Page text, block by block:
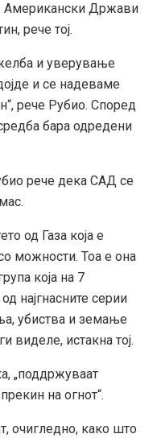
Американски Држави
рече тој.
и уверување
и се надеваме
рече Рубио. Според
бара одредени
рече дека САД се
од Газа која е
можности. Тоа е она
која на 7
најгнасните серии
убиства и земање
виделе, истакна тој.
„поддржуваат
на огнот“.
очигледно, како што